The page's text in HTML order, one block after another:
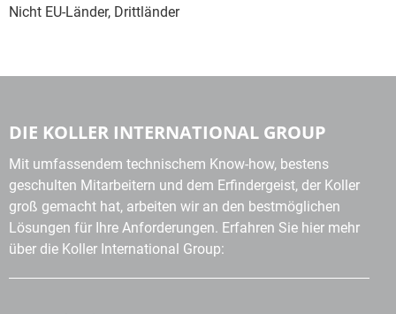
Nicht EU-Länder, Drittländer
DIE KOLLER INTERNATIONAL GROUP
Mit umfassendem technischem Know-how, bestens
geschulten Mitarbeitern und dem Erfindergeist, der Koller
groß gemacht hat, arbeiten wir an den bestmöglichen
Lösungen für Ihre Anforderungen. Erfahren Sie hier mehr
über die Koller International Group: